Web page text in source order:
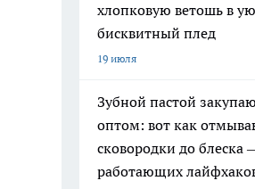
хлопковую ветошь в
бисквитный плед
19 июля
Зубной пастой
оптом: вот как
сковородки до блеска
работающих